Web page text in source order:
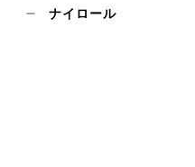
ナイロール